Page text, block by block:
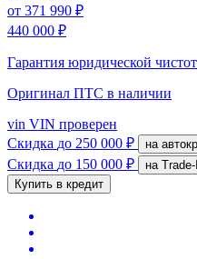
от 371 990 ₽
440 000 ₽
Гарантия юридической
Оригинал ПТС в наличии
vin VIN проверен
Скидка до 250 000 ₽ на
Скидка до 150 000 ₽
на
Купить в кредит